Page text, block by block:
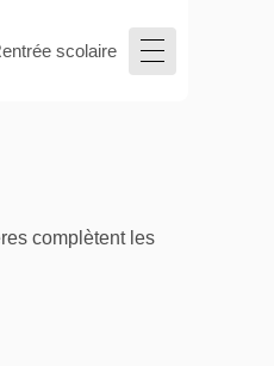
scolaire
complètent les